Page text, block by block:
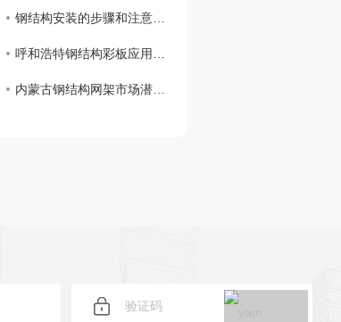
钢结构安装的步骤和注意事项
呼和浩特钢结构彩板应用广泛，赋予建筑更多色彩与魅力
内蒙古钢结构网架市场潜力巨大，助推地区经济发展